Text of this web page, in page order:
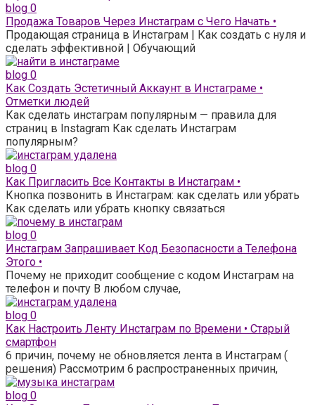
blog 0
Продажа Товаров Через Инстаграм с Чего Начать •
Продающая страница в Инстаграм | Как создать с нуля и
сделать эффективной | Обучающий
blog 0
Как Создать Эстетичный Аккаунт в Инстаграме •
Отметки людей
Как сделать инстаграм популярным — правила для
страниц в Instagram Как сделать Инстаграм
популярным?
blog 0
Как Пригласить Все Контакты в Инстаграм •
Кнопка позвонить в Инстаграм: как сделать или убрать
Как сделать или убрать кнопку связаться
blog 0
Инстаграм Запрашивает Код Безопасности а Телефона
Этого •
Почему не приходит сообщение с кодом Инстаграм на
телефон и почту В любом случае,
blog 0
Как Настроить Ленту Инстаграм по Времени • Старый
смартфон
6 причин, почему не обновляется лента в Инстаграм (
решения) Рассмотрим 6 распространенных причин,
blog 0